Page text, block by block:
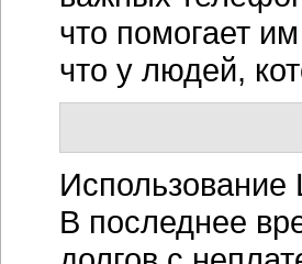
что помогает
что у людей,
В последнее